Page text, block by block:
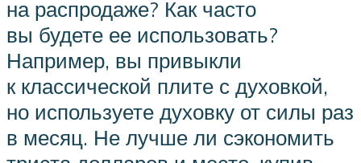
на распродаже? Как часто
вы будете ее использовать?
Например, вы привыкли
к классической плите с духовкой,
но используете духовку от силы раз
в месяц. Не лучше ли сэкономить